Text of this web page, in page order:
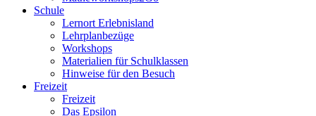
Schule
Lernort Erlebnisland
Lehrplanbezüge
Workshops
Materialien für Schulklassen
Hinweise für den Besuch
Freizeit
Freizeit
Das Epsilon